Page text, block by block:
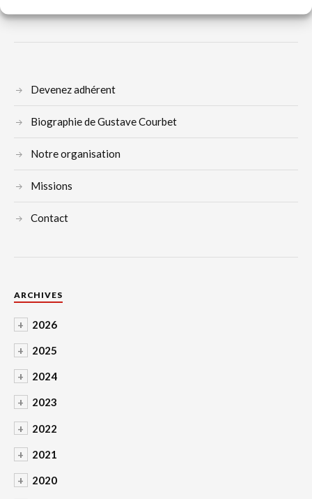
Devenez adhérent
Biographie de Gustave Courbet
Notre organisation
Missions
Contact
ARCHIVES
+ 2026
+ 2025
+ 2024
+ 2023
+ 2022
+ 2021
+ 2020